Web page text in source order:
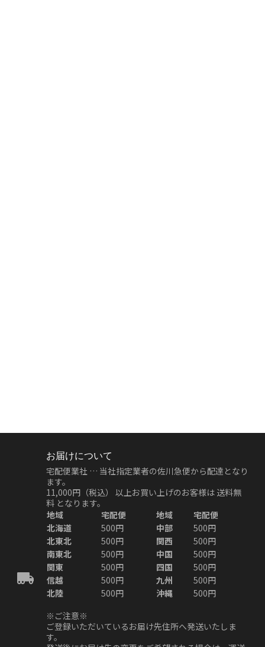
お届けについて
宅配便業社 … 当社指定業者の佐川急便から配達となり
ます。
11,000円（税込）
以上お買い上げのお客様は 送料無
料 となります。
地域
宅配便 地域
宅配便
北海道
500円 中部
500円
北東北
500円 関西
500円
南東北
500円 中国
500円
関東
500円 四国
500円
信越
500円 九州
500円
北陸
500円 沖縄
500円
※ご注意※
ご登録いただいているお届け先住所へ発送いたしま
す。